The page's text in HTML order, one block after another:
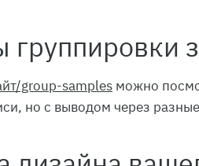
group-samples можно
но с выводом через